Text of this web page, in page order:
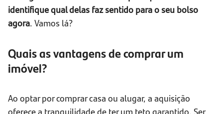
identifique qual delas faz sentido para o seu bolso
agora. Vamos lá?
Quais as vantagens de comprar um
imóvel?
Ao optar por comprar casa ou alugar, a aquisição
oferece a tranquilidade de ter um teto garantido. Ser